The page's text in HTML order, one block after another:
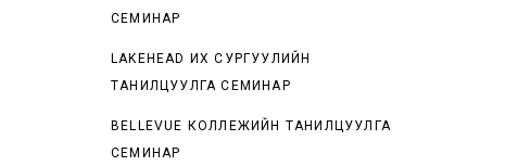
СЕМИНАР
LAKEHEAD ИХ СУРГУУЛИЙН
ТАНИЛЦУУЛГА СЕМИНАР
BELLEVUE КОЛЛЕЖИЙН ТАНИЛЦУУЛГА
СЕМИНАР